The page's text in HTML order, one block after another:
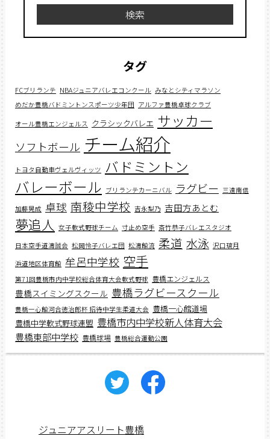
検索
タグ
FCブリランテ NBAジュニアバレエコンクール みなとシティマラソン
めだか豊橋バドミントンスポーツ少年団 アルファ豊橋卓球クラブ
オール豊橋エンジェルス クラシックバレエ サッカー
ソフトボール チーム紹介
トヨタ自動車ヴェルヴィッツ バドミントン
バレーボール ブリランテカーニバル ラグビー 三遠南信
加藤晃成 卓球 南稜中学校 吉永梨乃 吉田方あとむ
夢追人 女子軟式野球チーム 寸止め空手 斎竹恭子バレエスタジオ
日本空手道濤誠会 松岡怜子バレエ団 松濤館流 柔道 水泳 沢口璃月
浜道地区体育館 牟呂中学校 空手
第71回豊橋市内中学校総合体育大会軟式野球 豊橋エンジェルス
豊橋スイミングスクール 豊橋ラグビースクール
豊橋一心館河合徳治郎杯 招待中学生柔道大会 豊橋一心館道場
豊橋中学軟式野球連盟 豊橋市内中学校新人体育大会
豊橋東部中学校 豊橋球場 豊橋総合運動公園
ジュニアアスリート豊橋